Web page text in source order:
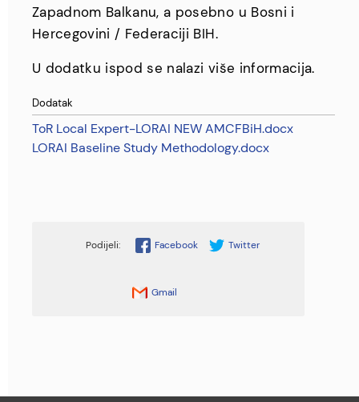
Zapadnom Balkanu, a posebno u Bosni i
Hercegovini / Federaciji BIH.
U dodatku ispod se nalazi više informacija.
Dodatak
ToR Local Expert-LORAI NEW AMCFBiH.docx
LORAI Baseline Study Methodology.docx
Facebook Twitter
Gmail